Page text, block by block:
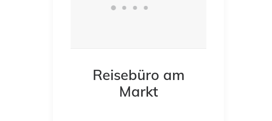
Reisebüro am
Markt